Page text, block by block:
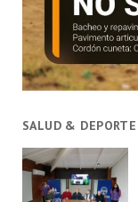
SALUD & DEPORTE